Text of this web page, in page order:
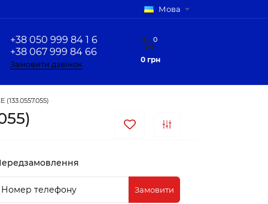
Мова
+38 050 999 84 1 6
+38 067 999 84 66
Замовити дзвінок
0
0 грн
Замовити